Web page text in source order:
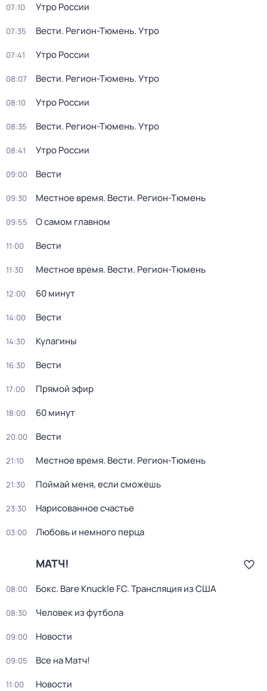
07:10 Утро России
07:35 Вести. Регион-Тюмень. Утро
07:41 Утро России
08:07 Вести. Регион-Тюмень. Утро
08:10 Утро России
08:35 Вести. Регион-Тюмень. Утро
08:41 Утро России
09:00 Вести
09:30 Местное время. Вести. Регион-Тюмень
09:55 О самом главном
11:00 Вести
11:30 Местное время. Вести. Регион-Тюмень
12:00 60 минут
14:00 Вести
14:30 Кулагины
16:30 Вести
17:00 Прямой эфир
18:00 60 минут
20:00 Вести
21:10 Местное время. Вести. Регион-Тюмень
21:30 Поймай меня, если сможешь
23:30 Нарисованное счастье
03:00 Любовь и немного перца
МАТЧ!
08:00 Бокс. Bare Knuckle FC. Трансляция из США
08:30 Человек из футбола
09:00 Новости
09:05 Все на Матч!
11:00 Новости